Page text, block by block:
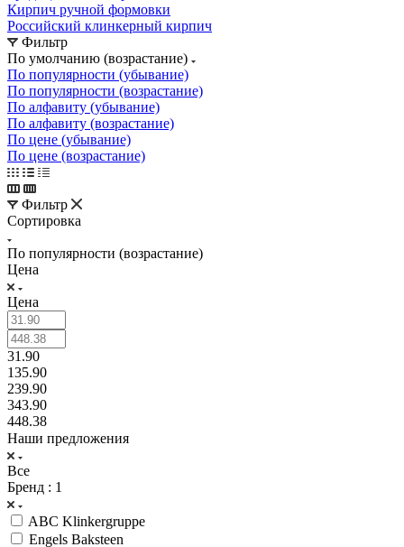
Кирпич ручной формовки
Российский клинкерный кирпич
Фильтр
По умолчанию (возрастание)
По популярности (убывание)
По популярности (возрастание)
По алфавиту (убывание)
По алфавиту (возрастание)
По цене (убывание)
По цене (возрастание)
Фильтр
Сортировка
По популярности (возрастание)
Цена
Цена
31.90
135.90
239.90
343.90
448.38
Наши предложения
Все
Бренд : 1
ABC Klinkergruppe
Engels Baksteen